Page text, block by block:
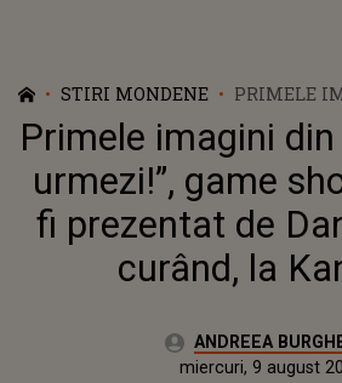
STIRI MONDENE
PRIMELE
PLATOUL
SHOW-UL
DE DAN NEGRU, ÎN
KANAL D!
Primele imagini
urmezi!”, game
fi prezentat de
curând, la
Autor:ANDREEA
Actualizat:
miercuri, 9 august